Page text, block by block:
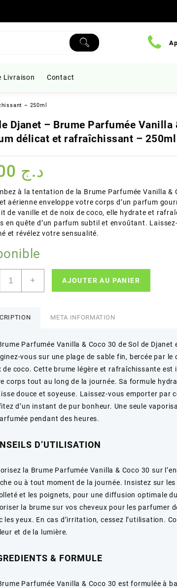
Livraison Contact
– 250ml
Djanet – Brume Parfumée Vanilla
délicat et rafraîchissant – 250ml
د.ج
à la tentation de la Brume Parfumée Vanilla &
aérienne enveloppe votre corps d’un parfum
de vanille et de noix de coco, elle hydrate et
en quête d’un parfum subtil et envoûtant.
et révélez votre sensualité.
Vanilla
rafraîchissant
+ AJOUTER AU PANIER
META INFORMATION
Parfumée Vanilla & Coco 30 de Sol de
vous sur une plage de sable fin, bercée par
de coco. Cette brume légère et rafraîchissante
corps tout au long de la journée. Sa formule
douce et soyeuse. Laissez-vous emporter par
d’un instant de pur bonheur. Une seule
pendant des heures.
D’UTILISATION
la Brume Parfumée Vanilla & Coco 30 sur
ou à tout moment de la journée. Insistez sur
et les poignets, pour une diffusion optimale
la brume sur vos cheveux pour les parfumer
les yeux. En cas d’irritation, cessez l’utilisation.
et de la lumière.
& FORMULE
Parfumée Vanilla & Coco 30 est formulée à